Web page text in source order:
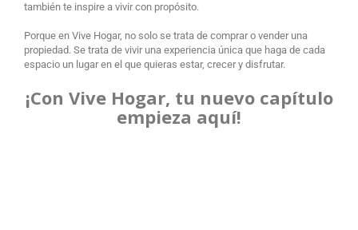
también te inspire a vivir con propósito.
Porque en Vive Hogar, no solo se trata de comprar o vender una
propiedad. Se trata de vivir una experiencia única que haga de cada
espacio un lugar en el que quieras estar, crecer y disfrutar.
¡Con Vive Hogar, tu nuevo capítulo
empieza aquí!